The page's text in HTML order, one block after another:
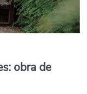
obra de